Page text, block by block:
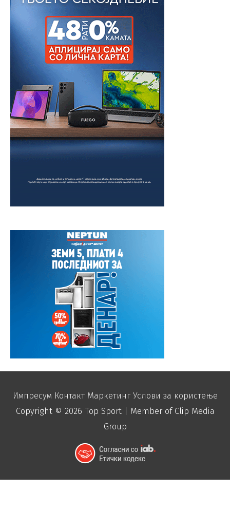
Импресум Контакт Маркетинг Услови за користење
Copyright © 2026 Top Sport| Member of Clip Media
Group